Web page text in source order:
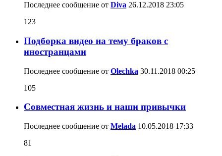
Последнее сообщение от Diva 26.12.2018 23:05
123
Подборка видео на тему браков с
иностранцами
Последнее сообщение от Olechka 30.11.2018 00:25
105
Совместная жизнь и наши привычки
Последнее сообщение от Melada 10.05.2018 17:33
81